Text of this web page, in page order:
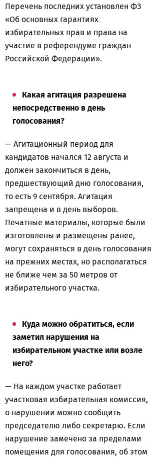
Перечень последних установлен ФЗ
«Об основных гарантиях
избирательных прав и права на
участие в референдуме граждан
Российской Федерации».
Какая агитация разрешена
непосредственно в день
голосования?
— Агитационный период для
кандидатов начался 12 августа и
должен закончиться в день,
предшествующий дню голосования,
то есть 9 сентября. Агитация
запрещена и в день выборов.
Печатные материалы, которые были
изготовлены и размещены ранее,
могут сохраняться в день голосования
на прежних местах, но располагаться
не ближе чем за 50 метров от
избирательного участка.
Куда можно обратиться, если
заметил нарушения на
избирательном участке или возле
него?
— На каждом участке работает
участковая избирательная комиссия,
о нарушении можно сообщить
председателю либо секретарю. Если
нарушение замечено за пределами
помещения для голосования, об этом